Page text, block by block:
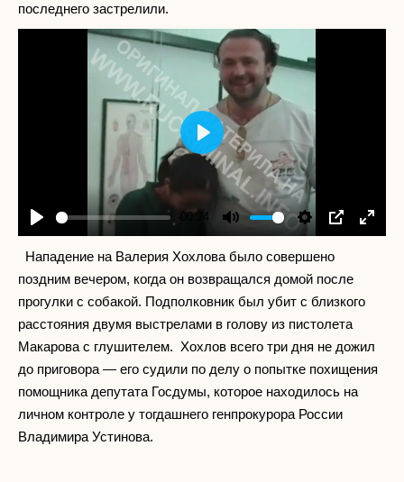
последнего застрелили.
Play
-00:24
Mute SettingsPIP
Enter
Play
Нападение на Валерия Хохлова было совершено
поздним вечером, когда он возвращался домой после
прогулки с собакой. Подполковник был убит с близкого
расстояния двумя выстрелами в голову из пистолета
Макарова с глушителем. Хохлов всего три дня не дожил
до приговора — его судили по делу о попытке похищения
помощника депутата Госдумы, которое находилось на
личном контроле у тогдашнего генпрокурора России
Владимира Устинова.